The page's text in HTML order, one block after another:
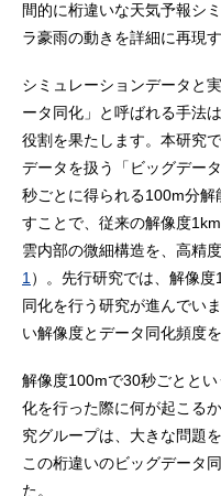
間的に桁違いな天気予報シ
ラ豪雨の動きを詳細に再現
シミュレーションデータと
ータ同化」と呼ばれる手法
役割を果たします。本研究
データを扱う「ビッグデー
秒ごとに得られる100m分
すことで、従来の解像度
雲内部の微細構造を、高精
1 ）。先行研究では、解像
同化を行う研究が進んでい
い解像度とデータ同化頻度
解像度100mで30秒ごとと
化を行った際に何が起こる
究グループは、大きな問題
この桁違いのビッグデータ
た。